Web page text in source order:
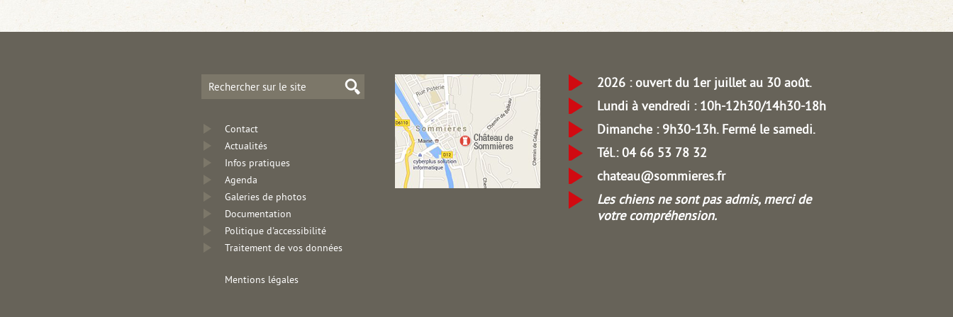
Contact
Actualités
Infos pratiques
Agenda
Galeries de photos
Documentation
Politique d'accessibilité
Traitement de vos données
Mentions légales
2026 : ouvert du 1er juillet au 30 août.
Lundi à vendredi : 10h-12h30/14h30-18h
Dimanche : 9h30-13h. Fermé le samedi.
Tél.: 04 66 53 78 32
chateau@sommieres.fr
Les chiens ne sont pas admis, merci de
votre compréhension.